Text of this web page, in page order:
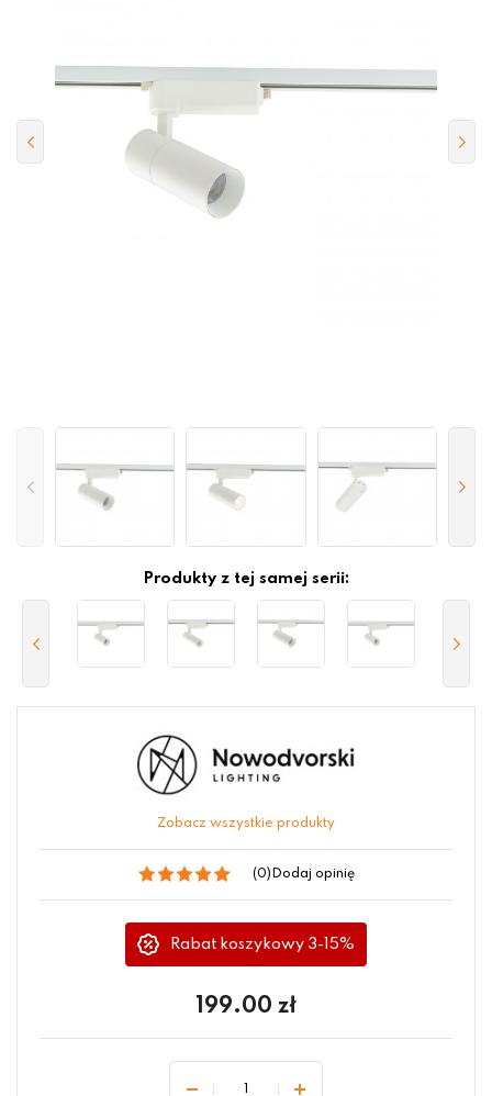
Produkty z tej samej serii:
Zobacz wszystkie produkty
(0) Dodaj opinię
Rabat koszykowy 3-15%
199.00 zł